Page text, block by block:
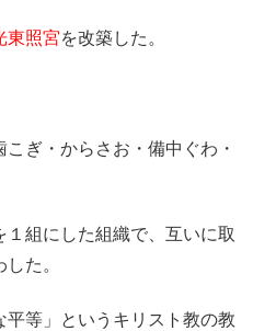
東照宮を改築した。
ぎ・からさお・備中ぐわ・
組にした組織で、互いに取
た。
等」というキリスト教の教